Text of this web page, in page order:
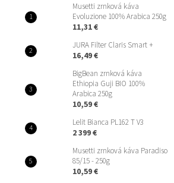
Musetti zrnková káva
Evoluzione 100% Arabica 250g
11,31 €
JURA Filter Claris Smart +
16,49 €
BigBean zrnková káva
Ethiopia Guji BIO 100%
Arabica 250g
10,59 €
Lelit Bianca PL162 T V3
2 399 €
Musetti zrnková káva Paradiso
85/15 - 250g
10,59 €